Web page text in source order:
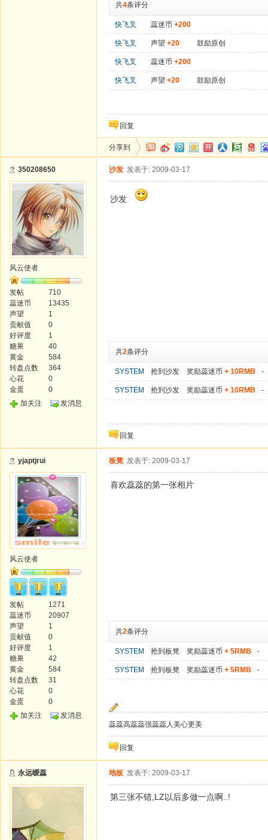
共4条评分
快飞叉 蕊迷币 +200
快飞叉 声望 +20 鼓励原创
快飞叉 蕊迷币 +200
快飞叉 声望 +20 鼓励原创
回复
分享到
350208650
风云使者
发帖
710
蕊迷币
13435
声望
1
贡献值
0
好评度
1
糖果
40
黄金
584
转盘点数
364
心花
0
金蛋
0
加关注
发消息
沙发 发表于: 2009-03-17
沙发
共2条评分
SYSTEM 抢到沙发 奖励蕊迷币 + 10RMB -
SYSTEM 抢到沙发 奖励蕊迷币 + 10RMB -
回复
yjaptjrui
风云使者
发帖
1271
蕊迷币
20907
声望
1
贡献值
0
好评度
1
糖果
42
黄金
584
转盘点数
31
心花
0
金蛋
0
加关注
发消息
板凳 发表于: 2009-03-17
喜欢蕊蕊的第一张相片
共2条评分
SYSTEM 抢到板凳 奖励蕊迷币 + 5RMB -
SYSTEM 抢到板凳 奖励蕊迷币 + 5RMB -
蕊蕊高蕊蕊强蕊蕊人美心更美
回复
永远暧蕊 地板 发表于: 2009-03-17
第三张不错,LZ以后多做一点啊..!